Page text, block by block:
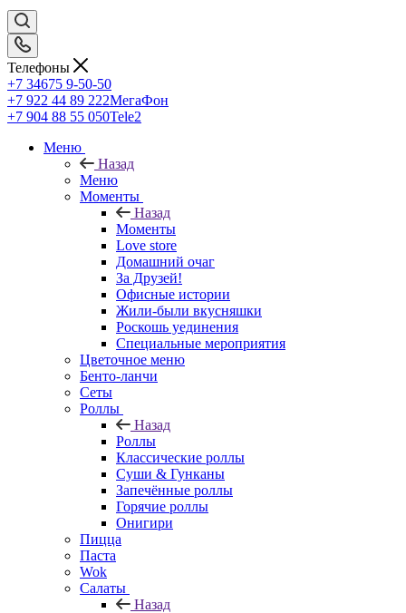
Телефоны
+7 34675 9-50-50
+7 922 44 89 222МегаФон
+7 904 88 55 050Tele2
Меню
Назад
Меню
Моменты
Назад
Моменты
Love store
Домашний очаг
За Друзей!
Офисные истории
Жили-были вкусняшки
Роскошь уединения
Специальные мероприятия
Цветочное меню
Бенто-ланчи
Сеты
Роллы
Назад
Роллы
Классические роллы
Суши & Гунканы
Запечённые роллы
Горячие роллы
Онигири
Пицца
Паста
Wok
Салаты
Назад